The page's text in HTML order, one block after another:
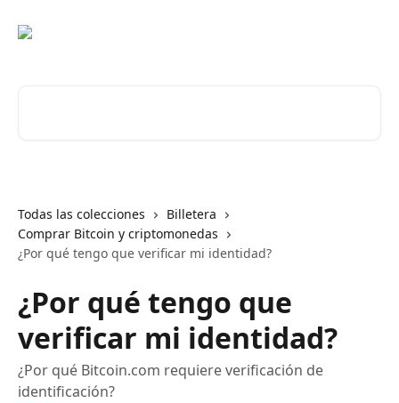
Todas las colecciones
Billetera
Comprar Bitcoin y criptomonedas
¿Por qué tengo que verificar mi identidad?
¿Por qué tengo que
verificar mi identidad?
¿Por qué Bitcoin.com requiere verificación de
identificación?